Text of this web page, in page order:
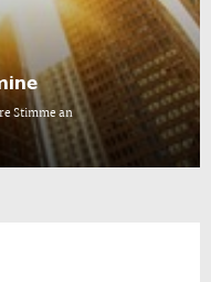
Stimme an